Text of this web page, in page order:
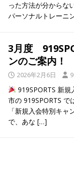
った方法が分からな
パーソナルトレーニ
3月度
ンのご案内！
2026年2月6日
919SPORTS 新
市の 919SPORTS で
「新規入会特別キ
で、あな […]